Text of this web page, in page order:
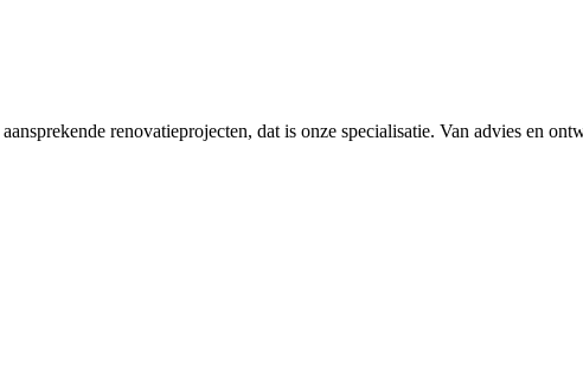
renovatieprojecten, dat is onze specialisatie. Van advies en